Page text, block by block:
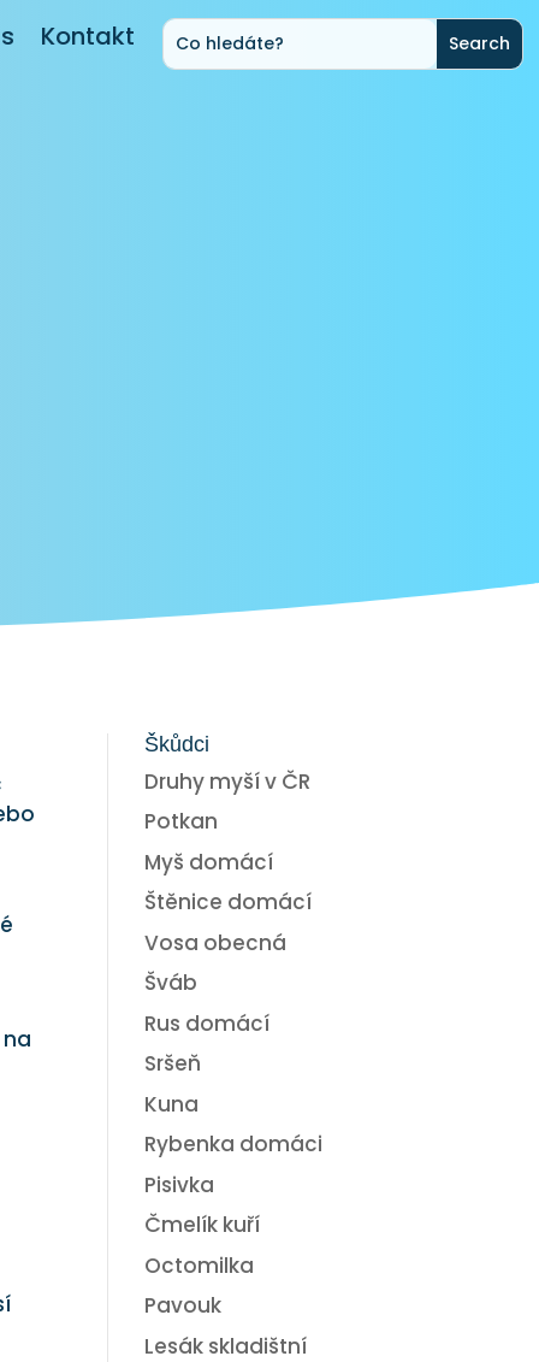
Kontakt
Škůdci
Druhy myší v ČR
Potkan
Myš domácí
Štěnice domácí
Vosa obecná
Šváb
Rus domácí
Sršeň
Kuna
Rybenka domáci
Pisivka
Čmelík kuří
Octomilka
Pavouk
Lesák skladištní